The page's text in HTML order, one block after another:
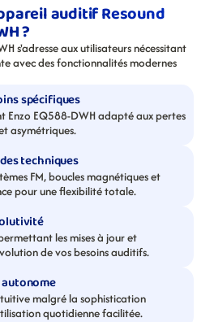
auditif Resound
?
s'adresse aux utilisateurs nécessitant
avec des fonctionnalités modernes
spécifiques
Enzo EQ588-DWH adapté aux pertes
asymétriques.
techniques
FM, boucles magnétiques et
pour une flexibilité totale.
les mises à jour et
de vos besoins auditifs.
malgré la sophistication
quotidienne facilitée.